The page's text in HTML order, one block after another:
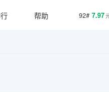
92# 7.97
帮助